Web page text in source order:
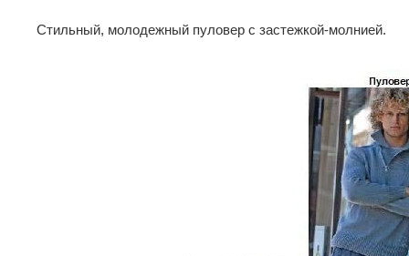
Стильный, молодежный пуловер с застежкой-молнией.